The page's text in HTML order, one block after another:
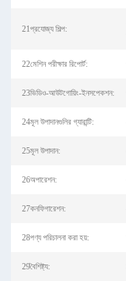
21প্রযোজ্য শিল্প:
22মেশিন পরীক্ষার রিপোর্ট:
23ভিডিও-আউটগোয়িং-ইনসপেকশন:
24মূল উপাদানগুলির গ্যারান্টি:
25মূল উপাদান:
26অপারেশন:
27কনফিগারেশন:
28পণ্য পরিচালনা করা হয়:
29বৈশিষ্ট্য: